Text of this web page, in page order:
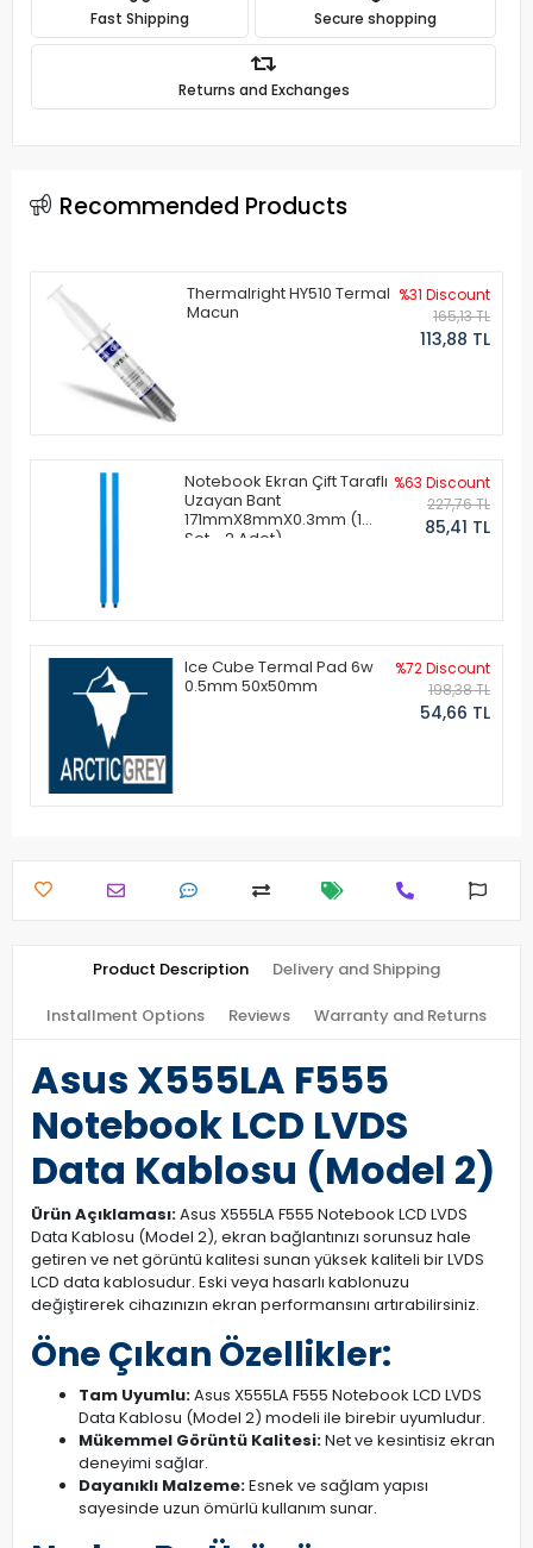
Fast Shipping Secure shopping
Returns and Exchanges
Recommended Products
Thermalright HY510 Termal
Macun
%31 Discount
165,13 TL
113,88 TL
Notebook Ekran Çift Taraflı
Uzayan Bant
171mmX8mmX0.3mm (1
Set - 2 Adet)
%63 Discount
227,76 TL
85,41 TL
Ice Cube Termal Pad 6w
0.5mm 50x50mm
%72 Discount
198,38 TL
54,66 TL
Product Description Delivery and Shipping
Installment Options Reviews Warranty and Returns
Asus X555LA F555
Notebook LCD LVDS
Data Kablosu (Model 2)
Ürün Açıklaması:Asus X555LA F555 Notebook LCD LVDS
Data Kablosu (Model 2), ekran bağlantınızı sorunsuz hale
getiren ve net görüntü kalitesi sunan yüksek kaliteli bir LVDS
LCD data kablosudur. Eski veya hasarlı kablonuzu
değiştirerek cihazınızın ekran performansını artırabilirsiniz.
Öne Çıkan Özellikler:
Tam Uyumlu:Asus X555LA F555 Notebook LCD LVDS
Data Kablosu (Model 2) modeli ile birebir uyumludur.
Mükemmel Görüntü Kalitesi:Net ve kesintisiz ekran
deneyimi sağlar.
Dayanıklı Malzeme:Esnek ve sağlam yapısı
sayesinde uzun ömürlü kullanım sunar.